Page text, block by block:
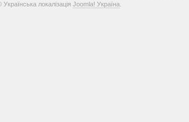
локалізація Joomla! Україна